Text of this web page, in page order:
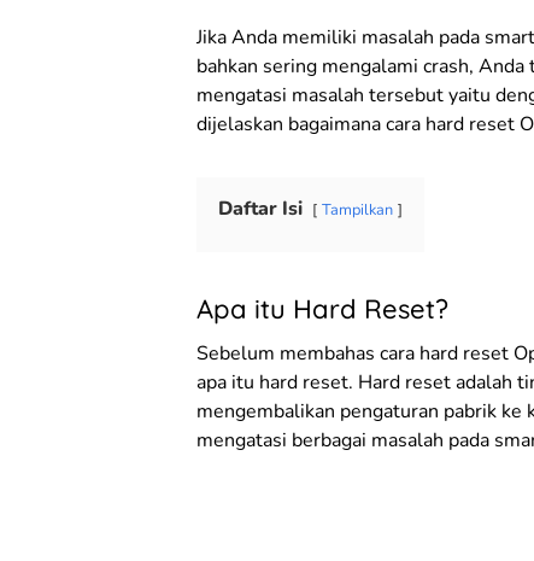
Jika Anda memiliki masalah pada
bahkan sering mengalami crash,
mengatasi masalah tersebut yaitu
dijelaskan bagaimana cara hard reset
Daftar Isi Tampilkan
Apa itu Hard Reset?
Sebelum membahas cara hard reset
apa itu hard reset. Hard reset adalah
mengembalikan pengaturan pabrik
mengatasi berbagai masalah pada